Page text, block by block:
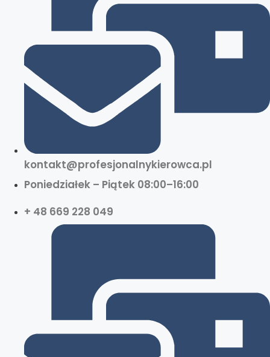
kontakt@profesjonalnykierowca.pl
Poniedziałek – Piątek 08:00–16:00
+ 48 669 228 049